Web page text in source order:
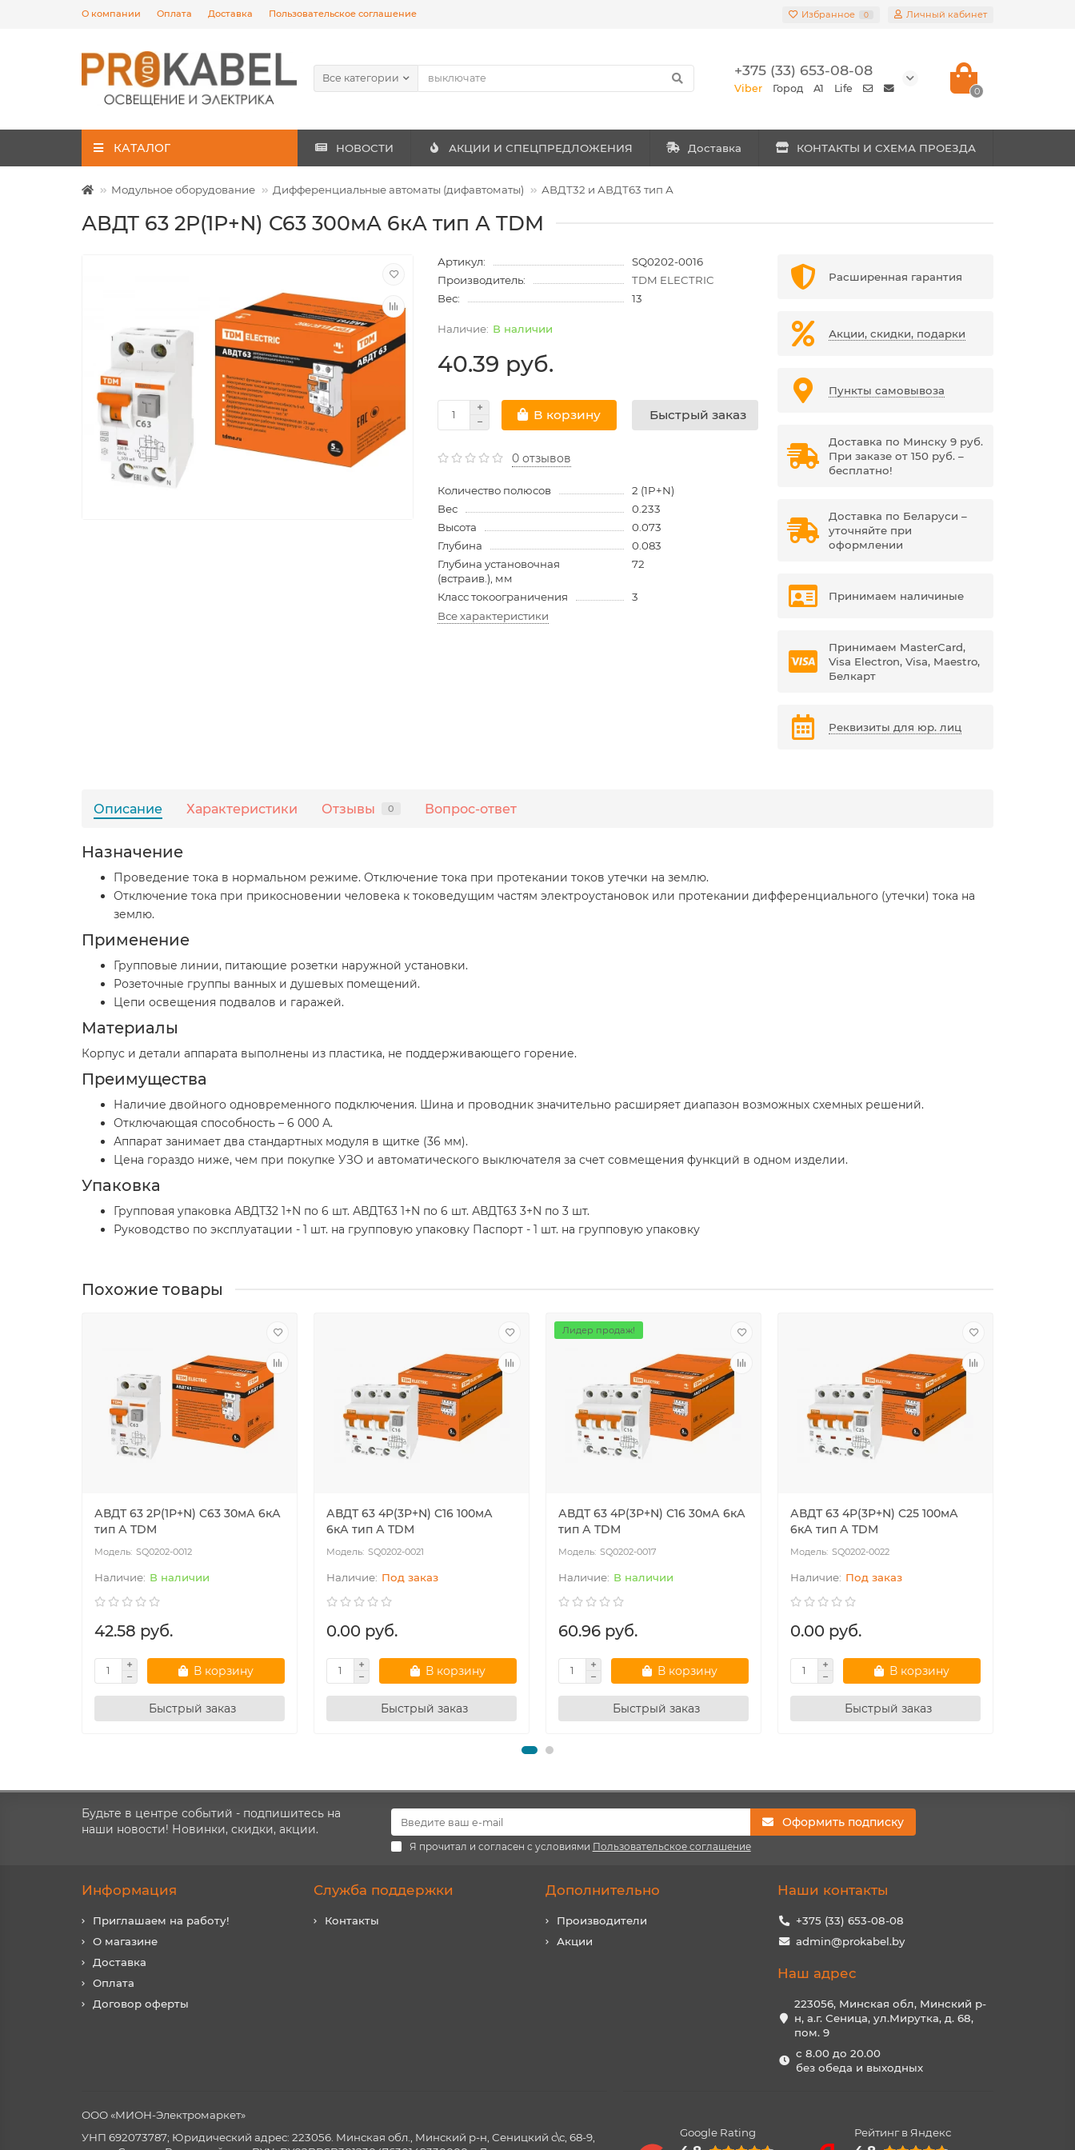
О компании Оплата Доставка Пользовательское соглашение Избранное 0 Личный кабинет
Все категории +375 (33) 653-08-08
Viber Город A1 Life 0
КАТАЛОГ НОВОСТИ АКЦИИ И СПЕЦПРЕДЛОЖЕНИЯ Доставка КОНТАКТЫ И СХЕМА ПРОЕЗДА
Модульное оборудование Дифференциальные автоматы (дифавтоматы) АВДТ32 и АВДТ63 тип А
АВДТ 63 2Р(1Р+N) C63 300мА 6кА тип А TDM
Артикул:
SQ0202-0016
Производитель:
TDM ELECTRIC
Вес:
13
В наличии
40.39 руб.
В корзину Быстрый заказ
0 отзывов
Количество полюсов
2 (1P+N)
Вес
0.233
Высота
0.073
Глубина
0.083
Глубина установочная
(встраив.), мм
72
Класс токоограничения
3
Все характеристики
Расширенная гарантия
Акции, скидки, подарки
Пункты самовывоза
Доставка по Минску 9 руб.
При заказе от 150 руб. –
бесплатно!
Доставка по Беларуси –
уточняйте при
оформлении
Принимаем наличиные
Принимаем MasterCard,
Visa Electron, Visa, Maestro,
Белкарт
Реквизиты для юр. лиц
Описание Характеристики Отзывы 0 Вопрос-ответ
Назначение
Проведение тока в нормальном режиме. Отключение тока при протекании токов утечки на землю.
Отключение тока при прикосновении человека к токоведущим частям электроустановок или протекании дифференциального (утечки) тока на
землю.
Применение
Групповые линии, питающие розетки наружной установки.
Розеточные группы ванных и душевых помещений.
Цепи освещения подвалов и гаражей.
Материалы
Корпус и детали аппарата выполнены из пластика, не поддерживающего горение.
Преимущества
Наличие двойного одновременного подключения. Шина и проводник значительно расширяет диапазон возможных схемных решений.
Отключающая способность – 6 000 А.
Аппарат занимает два стандартных модуля в щитке (36 мм).
Цена гораздо ниже, чем при покупке УЗО и автоматического выключателя за счет совмещения функций в одном изделии.
Упаковка
Групповая упаковка АВДТ32 1+N по 6 шт. АВДТ63 1+N по 6 шт. АВДТ63 3+N по 3 шт.
Руководство по эксплуатации - 1 шт. на групповую упаковку Паспорт - 1 шт. на групповую упаковку
Похожие товары
АВДТ 63 2Р(1Р+N) C63 30мА 6кА
тип А TDM
SQ0202-0012
В наличии
42.58 руб.
В корзину
Быстрый заказ
АВДТ 63 4P(3Р+N) C16 100мА
6кА тип А TDM
SQ0202-0021
Под заказ
0.00 руб.
В корзину
Быстрый заказ
Лидер продаж!
АВДТ 63 4P(3Р+N) C16 30мА 6кА
тип А TDM
SQ0202-0017
В наличии
60.96 руб.
В корзину
Быстрый заказ
АВДТ 63 4P(3Р+N) C25 100мА
6кА тип А TDM
SQ0202-0022
Под заказ
0.00 руб.
В корзину
Быстрый заказ
Будьте в центре событий - подпишитесь на
наши новости! Новинки, скидки, акции.
Оформить подписку
Я прочитал и согласен с условиями Пользовательское соглашение
Информация
Приглашаем на работу!
О магазине
Доставка
Оплата
Договор оферты
Служба поддержки
Контакты
Дополнительно
Производители
Акции
Наши контакты
+375 (33) 653-08-08
admin@prokabel.by
Наш адрес
223056, Минская обл, Минский р-
н, а.г. Сеница, ул.Мирутка, д. 68,
пом. 9
с 8.00 до 20.00
без обеда и выходных
ООО «МИОН-Электромаркет»
УНП 692073787; Юридический адрес: 223056. Минская обл., Минский р-н, Сеницкий с\с, 68-9,
Google Rating Рейтинг в Яндекс